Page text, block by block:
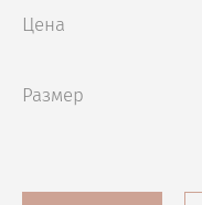
Цена
Размер